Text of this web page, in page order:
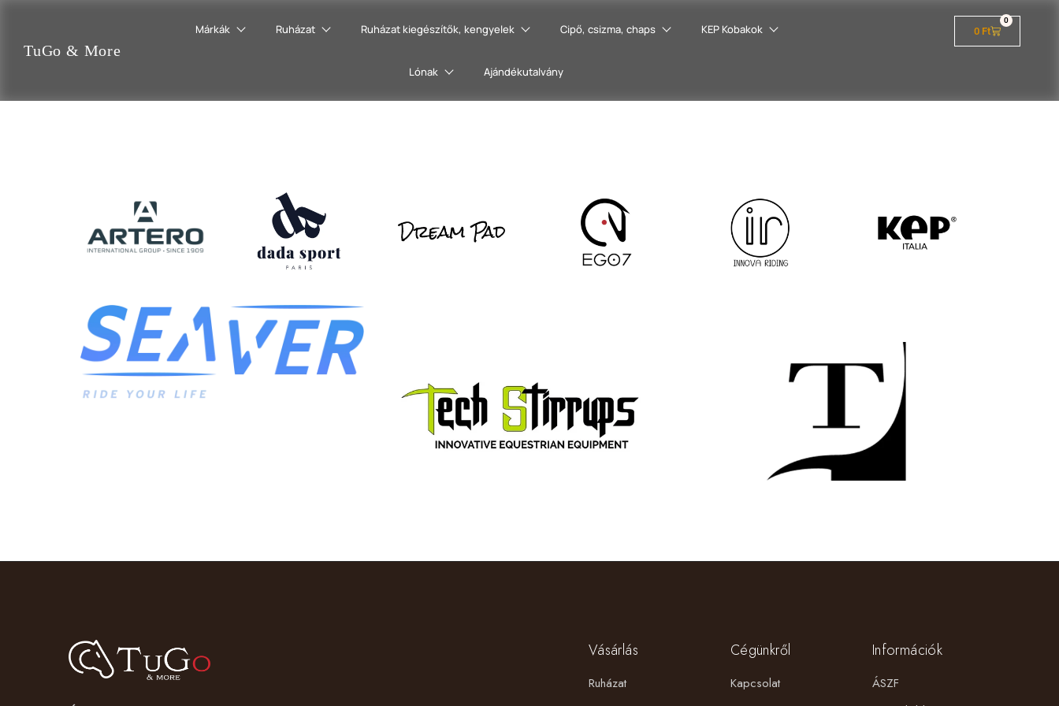
TuGo & More
Márkák Ruházat Ruházat kiegészítők, kengyelek Cipő, csizma, chaps KEP Kobakok
Lónak Ajándékutalvány
0 Ft
0
Vásárlás
Ruházat
Cégünkről
Kapcsolat
Információk
ÁSZF